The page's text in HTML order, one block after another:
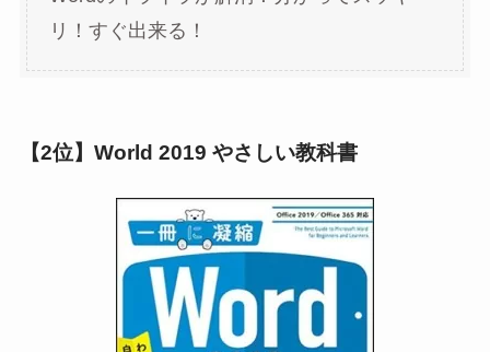
リ！すぐ出来る！
【2位】World 2019 やさしい教科書